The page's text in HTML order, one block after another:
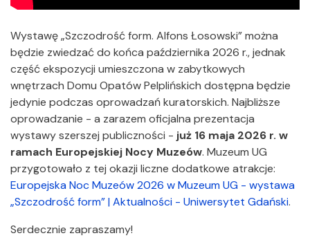
Wystawę „Szczodrość form. Alfons Łosowski” można
będzie zwiedzać do końca października 2026 r., jednak
część ekspozycji umieszczona w zabytkowych
wnętrzach Domu Opatów Pelplińskich dostępna będzie
jedynie podczas oprowadzań kuratorskich. Najbliższe
oprowadzanie - a zarazem oficjalna prezentacja
wystawy szerszej publiczności - już 16 maja 2026 r. w
ramach Europejskiej Nocy Muzeów. Muzeum UG
przygotowało z tej okazji liczne dodatkowe atrakcje:
Europejska Noc Muzeów 2026 w Muzeum UG - wystawa
„Szczodrość form” | Aktualności - Uniwersytet Gdański.
Serdecznie zapraszamy!